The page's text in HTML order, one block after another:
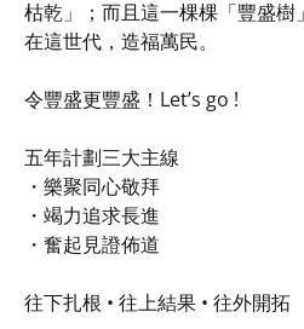
枯乾」；而且這一棵棵「豐盛樹
在這世代，造福萬民。
令豐盛更豐盛！Let’s go !
五年計劃三大主線
・樂聚同心敬拜
・竭力追求長進
・奮起見證佈道
往下扎根 • 往上結果 • 往外開拓